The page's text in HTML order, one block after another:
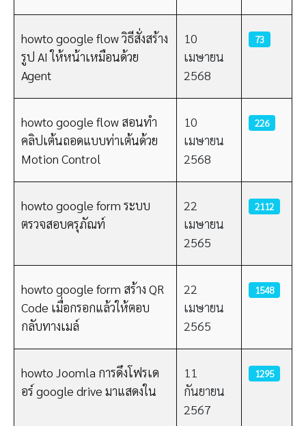
howto google flow วิธีสั่งสร้าง
รูป AI ให้หน้าเหมือนด้วย
Agent
10
เมษายน
2568
73
howto google flow สอนทำ
คลิปเต้นถอดแบบท่าเต้นด้วย
Motion Control
10
เมษายน
2568
226
howto google form ระบบ
ตรวจสอบครุภัณท์
22
เมษายน
2565
2112
howto google form สร้าง QR
Code เมื่อกรอกแล้วให้ตอบ
กลับทางเมล์
22
เมษายน
2565
1548
howto Joomla การดึงโฟรเด
อร์ google drive มาแสดงใน
11
กันยายน
2567
1295